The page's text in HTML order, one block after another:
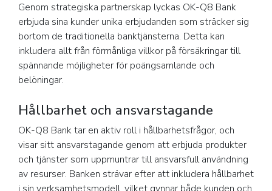
Genom strategiska partnerskap lyckas OK-Q8 Bank
erbjuda sina kunder unika erbjudanden som sträcker sig
bortom de traditionella banktjänsterna. Detta kan
inkludera allt från förmånliga villkor på försäkringar till
spännande möjligheter för poängsamlande och
belöningar.
Hållbarhet och ansvarstagande
OK-Q8 Bank tar en aktiv roll i hållbarhetsfrågor, och
visar sitt ansvarstagande genom att erbjuda produkter
och tjänster som uppmuntrar till ansvarsfull användning
av resurser. Banken strävar efter att inkludera hållbarhet